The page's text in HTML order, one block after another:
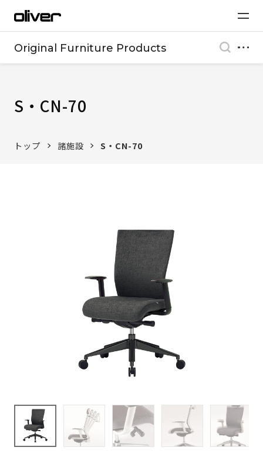
Original Furniture Products
S・CN-70
トップ 諸施設 S・CN-70